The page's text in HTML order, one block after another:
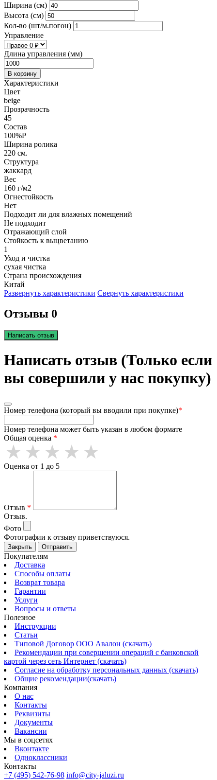
Ширина (см)
Высота (см)
Кол-во (шт/м.погон)
Управление
Длина управления (мм)
В корзину
Характеристики
Цвет
beige
Прозрачность
45
Состав
100%P
Ширина ролика
220 см.
Структура
жаккард
Вес
160 г/м2
Огнестойкость
Нет
Подходит ли для влажных помещений
Не подходит
Отражающий слой
Стойкость к выцветанию
1
Уход и чистка
сухая чистка
Страна происхождения
Китай
Развернуть характеристики Свернуть характеристики
Отзывы 0
Написать отзыв
Написать отзыв (Только если
вы совершили у нас покупку)
Номер телефона (который вы вводили при покупке)*
Номер телефона может быть указан в любом формате
Общая оценка *
Оценка от 1 до 5
Отзыв *
Отзыв.
Фото
Фотографии к отзыву приветствуюся.
Закрыть Отправить
Покупателям
Доставка
Способы оплаты
Возврат товара
Гарантии
Услуги
Вопросы и ответы
Полезное
Инструкции
Статьи
Типовой Договор ООО Авалон (скачать)
Рекомендации при совершении операций с банковской
картой через сеть Интернет (скачать)
Согласие на обработку персональных данных (скачать)
Общие рекомендации(скачать)
Компания
О нас
Контакты
Реквизиты
Документы
Вакансии
Мы в соцсетях
Вконтакте
Одноклассники
Контакты
+7 (495) 542-76-98 info@city-jaluzi.ru